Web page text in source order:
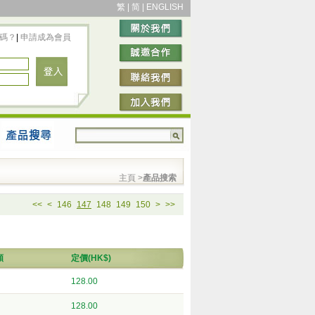
繁 简 ENGLISH
？ 申請成為會員
主頁 >產品搜索
<< < 146 147 148 149 150 > >>
定價(HK$)
128.00
128.00